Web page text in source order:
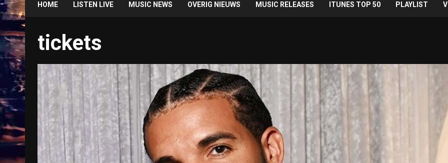
HOME LISTEN LIVE MUSIC NEWS OVERIG NIEUWS MUSIC RELEASES ITUNES TOP 50 PLAYLIST
tickets
Treinkaartjes worden duurder,
abonnementen verdwijnen
9 months ago
Taylor Swift officieel getrouwd met Travis
Kelce
1 month ago